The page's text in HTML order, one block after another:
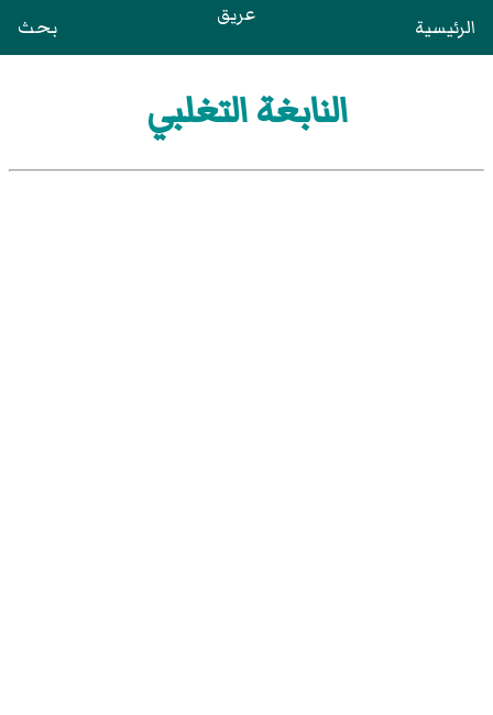
الرئيسية عريق بحث
النابغة التغلبي